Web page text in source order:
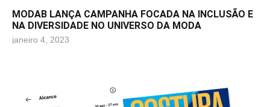
MODAB LANÇA CAMPANHA FOCADA NA INCLUSÃO E
NA DIVERSIDADE NO UNIVERSO DA MODA
janeiro 4, 2023